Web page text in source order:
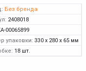
Без бренда
2408018
00065899
упаковки: 330 x 280 x 65 мм
18 шт.